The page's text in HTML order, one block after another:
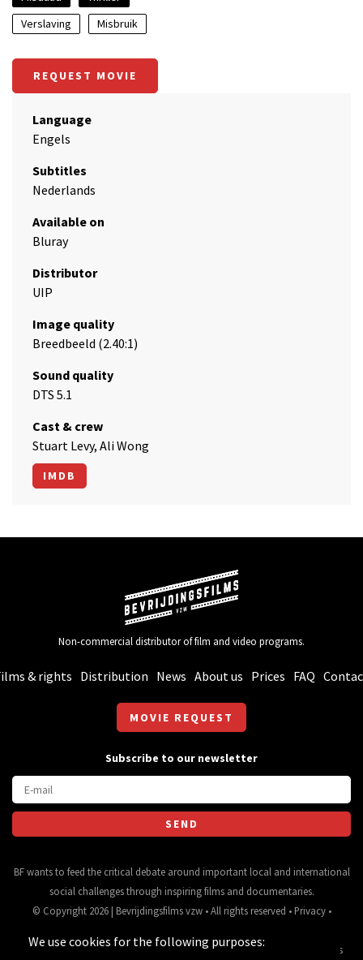
Verslaving
Misbruik
REQUEST MOVIE
Language
Engels
Subtitles
Nederlands
Available on
Bluray
Distributor
UIP
Image quality
Breedbeeld (2.40:1)
Sound quality
DTS 5.1
Cast & crew
Stuart Levy, Ali Wong
IMDB
Non-commercial distributor of film and video programs.
& rights Distribution News About us Prices FAQ
MOVIE REQUEST
Subscribe to our newsletter
BF wants to feed the critical debate around important local and international
social challenges through inspiring films and documentaries.
© Copyright 2026 | Bevrijdingsfilms vzw • All rights reserved • Privacy•
Nimbu. Source for movie data and images: General terms
We use cookies for the following purposes: